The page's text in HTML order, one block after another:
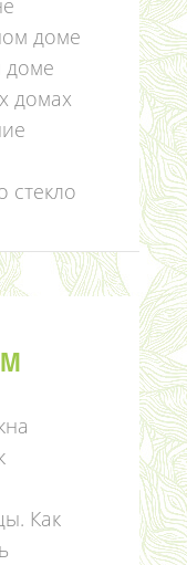
доме
доме
домах
стекло
Как